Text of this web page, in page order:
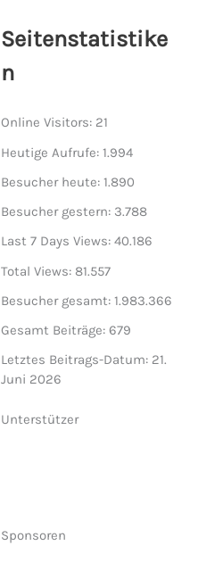
Seitenstatistike
n
Online Visitors: 21
Heutige Aufrufe:1.994
Besucher heute:1.890
Besucher gestern: 3.788
Last 7 Days Views:40.186
Total Views: 81.557
Besucher gesamt:1.983.366
Gesamt Beiträge:679
Letztes Beitrags-Datum: 21.
Juni 2026
Unterstützer
Sponsoren